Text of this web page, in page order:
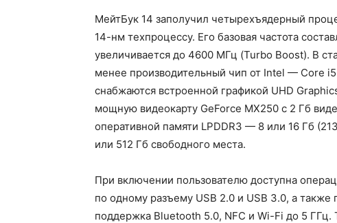
МейтБук 14 заполучил четырехъядерный
14-нм техпроцессу. Его базовая частота
увеличивается до 4600 МГц (Turbo Boost). В
менее производительный чип от Intel — Core
снабжаются встроенной графикой UHD
мощную видеокарту GeForce MX250 с 2 Гб
оперативной памяти LPDDR3 — 8 или 16 Гб
или 512 Гб свободного места.
При включении пользователю доступна
по одному разъему USB 2.0 и USB 3.0, а
поддержка Bluetooth 5.0, NFC и Wi-Fi до 5 ГГц.